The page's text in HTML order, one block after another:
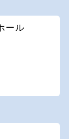
ール